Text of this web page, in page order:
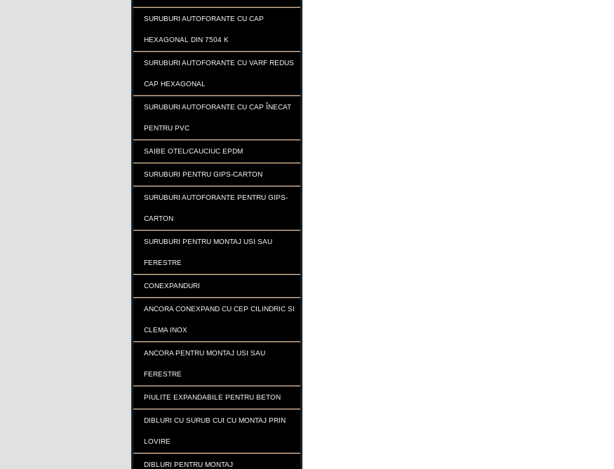
SURUBURI AUTOFORANTE CU CAP
HEXAGONAL DIN 7504 K
SURUBURI AUTOFORANTE CU VARF REDUS
CAP HEXAGONAL
SURUBURI AUTOFORANTE CU CAP ÎNECAT
PENTRU PVC
SAIBE OTEL/CAUCIUC EPDM
SURUBURI PENTRU GIPS-CARTON
SURUBURI AUTOFORANTE PENTRU GIPS-
CARTON
SURUBURI PENTRU MONTAJ USI SAU
FERESTRE
CONEXPANDURI
ANCORA CONEXPAND CU CEP CILINDRIC SI
CLEMA INOX
ANCORA PENTRU MONTAJ USI SAU
FERESTRE
PIULITE EXPANDABILE PENTRU BETON
DIBLURI CU SURUB CUI CU MONTAJ PRIN
LOVIRE
DIBLURI PENTRU MONTAJ